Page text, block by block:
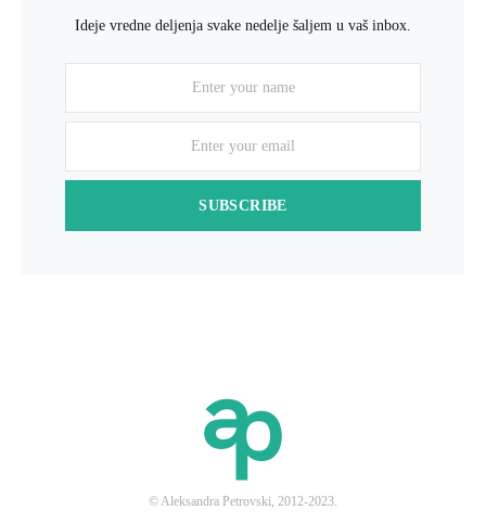
Ideje vredne deljenja svake nedelje šaljem u vaš inbox.
SUBSCRIBE
© Aleksandra Petrovski, 2012-2023.